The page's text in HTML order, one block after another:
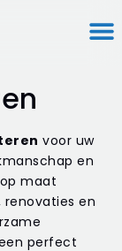
voor uw
en
maat
renovaties en
perfect